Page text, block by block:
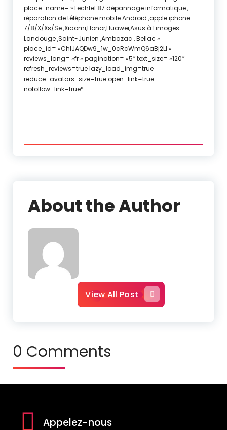
place_name= »Techtel 87 dépannage informatique ,
réparation de téléphone mobile Android ,apple iphone
7/8/X/Xs/Se ,Xiaomi,Honor,Huawei,Asus à Limoges
Landouge ,Saint-Junien ,Ambazac , Bellac »
place_id= »ChIJAQDw9_1w_0cRcWmQ6aBj2LI »
reviews_lang= »fr » pagination= »5″ text_size= »120″
refresh_reviews=true lazy_load_img=true
reduce_avatars_size=true open_link=true
nofollow_link=true*
About the Author
View All Post
0 Comments
Appelez-nous